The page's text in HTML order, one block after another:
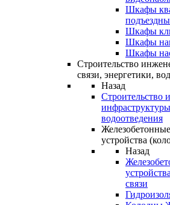
Шкафы
Шкафы
Шкафы
Шкафы
Строительство
связи, энергетики,
Назад
Строительство
водоотведения
устройства
Назад
связи